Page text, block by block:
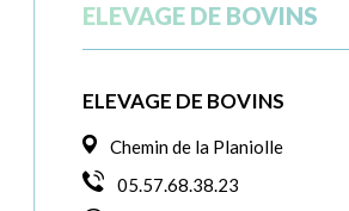
ELEVAGE DE BOVINS
ELEVAGE DE BOVINS
Chemin de la Planiolle
05.57.68.38.23